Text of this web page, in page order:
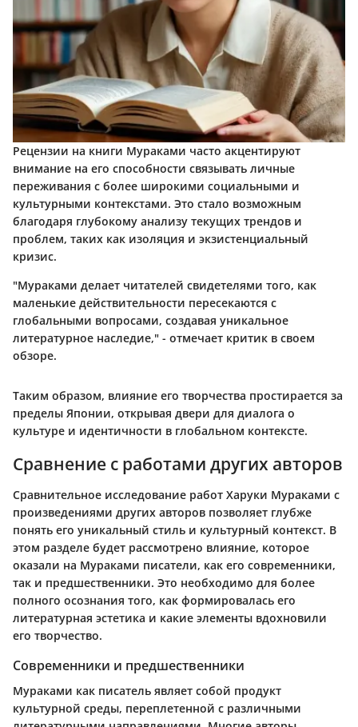
Рецензии на книги Мураками часто акцентируют
внимание на его способности связывать личные
переживания с более широкими социальными и
культурными контекстами. Это стало возможным
благодаря глубокому анализу текущих трендов и
проблем, таких как изоляция и экзистенциальный
кризис.
"Мураками делает читателей свидетелями того, как
маленькие действительности пересекаются с
глобальными вопросами, создавая уникальное
литературное наследие," - отмечает критик в своем
обзоре.
Таким образом, влияние его творчества простирается за
пределы Японии, открывая двери для диалога о
культуре и идентичности в глобальном контексте.
Сравнение с работами других авторов
Сравнительное исследование работ Харуки Мураками с
произведениями других авторов позволяет глубже
понять его уникальный стиль и культурный контекст. В
этом разделе будет рассмотрено влияние, которое
оказали на Мураками писатели, как его современники,
так и предшественники. Это необходимо для более
полного осознания того, как формировалась его
литературная эстетика и какие элементы вдохновили
его творчество.
Современники и предшественники
Мураками как писатель являет собой продукт
культурной среды, переплетенной с различными